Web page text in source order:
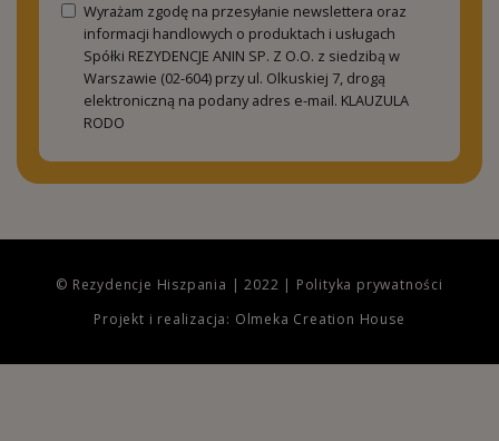
Wyrażam zgodę na przesyłanie newslettera oraz
informacji handlowych o produktach i usługach
Spółki REZYDENCJE ANIN SP. Z O.O. z siedzibą w
Warszawie (02-604) przy ul. Olkuskiej 7, drogą
elektroniczną na podany adres e-mail. KLAUZULA
RODO
© Rezydencje Hiszpania | 2022 | Polityka prywatności
Projekt i realizacja: Olmeka Creation House